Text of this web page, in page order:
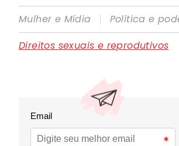
Mulher e Mídia
|
Política e
Direitos sexuais e reprodutivos